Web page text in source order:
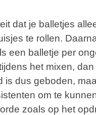
dat je balletjes
te rollen.
een balletje per
het mixen,
is dus geboden,
om te
zoals op het